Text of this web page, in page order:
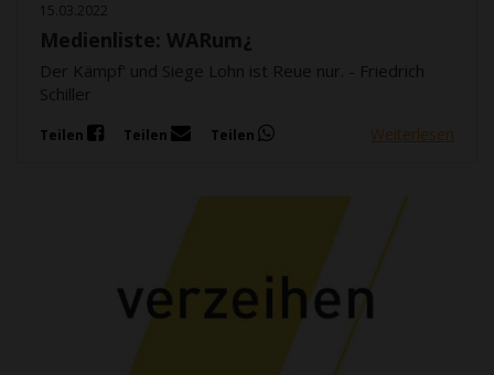
15.03.2022
Medienliste: WARum¿
Der Kämpf' und Siege Lohn ist Reue nur. - Friedrich
Schiller
Teilen Teilen Teilen Weiterlesen